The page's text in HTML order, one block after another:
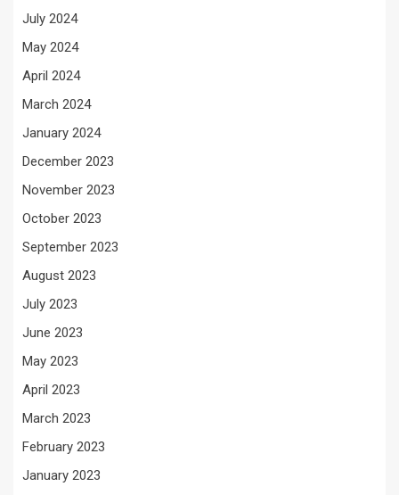
July 2024
May 2024
April 2024
March 2024
January 2024
December 2023
November 2023
October 2023
September 2023
August 2023
July 2023
June 2023
May 2023
April 2023
March 2023
February 2023
January 2023